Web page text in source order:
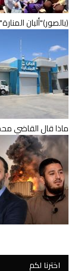
(بالصور)"ألبان
ماذا قال القاضي
اخترنا لكم